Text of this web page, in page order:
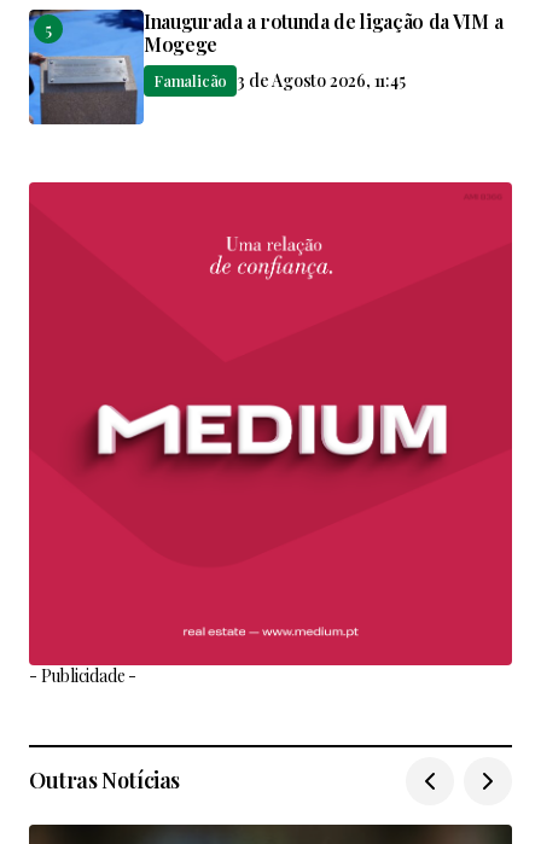
Inaugurada a rotunda de ligação da VIM a
Mogege
Famalicão 3 de Agosto 2026, 11:45
- Publicidade -
Outras Notícias